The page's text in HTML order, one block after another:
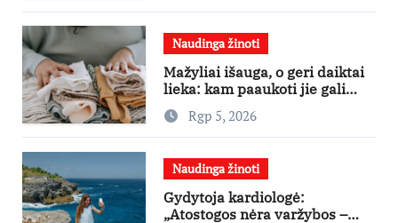
Naudinga žinoti
Mažyliai išauga, o geri daiktai
lieka: kam paaukoti jie gali
būti aukso vertės?
Rgp 5, 2026
Naudinga žinoti
Gydytoja kardiologė:
„Atostogos nėra varžybos –